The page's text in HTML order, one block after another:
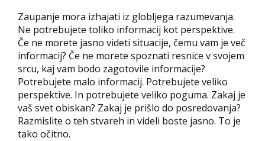
Zaupanje mora izhajati iz globljega razumevanja.
Ne potrebujete toliko informacij kot perspektive.
Če ne morete jasno videti situacije, čemu vam je več
informacij? Če ne morete spoznati resnice v svojem
srcu, kaj vam bodo zagotovile informacije?
Potrebujete malo informacij. Potrebujete veliko
perspektive. In potrebujete veliko poguma. Zakaj je
vaš svet obiskan? Zakaj je prišlo do posredovanja?
Razmislite o teh stvareh in videli boste jasno. To je
tako očitno.